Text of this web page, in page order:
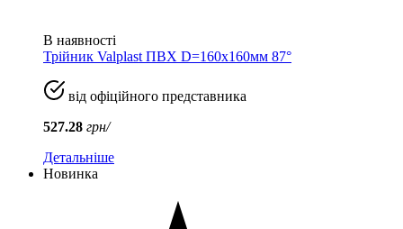
В наявності
Трійник Valplast ПВХ D=160x160мм 87°
від офіційного представника
527.28 грн/
Детальніше
Новинка